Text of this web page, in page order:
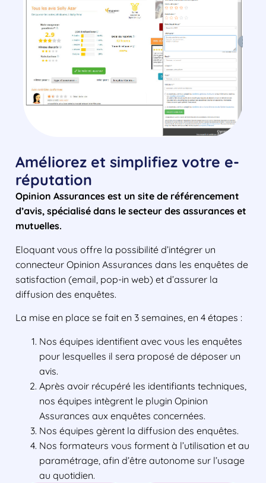
Améliorez et simplifiez votre e-
réputation
Opinion Assurances est un site de référencement
d’avis, spécialisé dans le secteur des assurances et
mutuelles.
Eloquant vous offre la possibilité d’intégrer un
connecteur Opinion Assurances dans les enquêtes de
satisfaction (email, pop-in web) et d’assurer la
diffusion des enquêtes.
La mise en place se fait en 3 semaines, en 4 étapes :
Nos équipes identifient avec vous les enquêtes
pour lesquelles il sera proposé de déposer un
avis.
Après avoir récupéré les identifiants techniques,
nos équipes intègrent le plugin Opinion
Assurances aux enquêtes concernées.
Nos équipes gèrent la diffusion des enquêtes.
Nos formateurs vous forment à l’utilisation et au
paramétrage, afin d’être autonome sur l’usage
au quotidien.